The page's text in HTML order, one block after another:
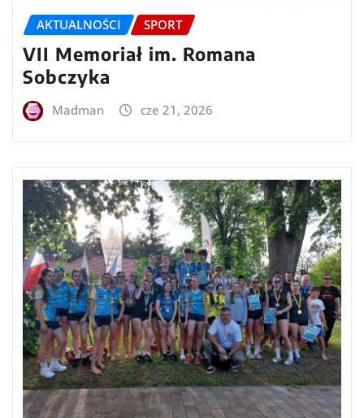
AKTUALNOŚCI SPORT
VII Memoriał im. Romana
Sobczyka
Madman cze 21, 2026